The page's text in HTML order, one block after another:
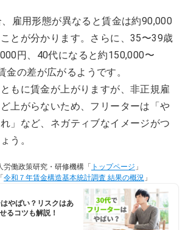
雇用形態が異なると賃金は約90,000
とが分かります。さらに、35〜39歳
円、40代になると約150,000〜
金の差が広がるようです。
もに賃金が上がりますが、非正規雇
上がらないため、フリーターは「や
」など、ネガティブなイメージがつ
う。
働政策研究・研修機構「 トップページ 」
令和７年賃金構造基本統計調査 結果の概況 」
やばい？リスクはあ
るコツも解説！